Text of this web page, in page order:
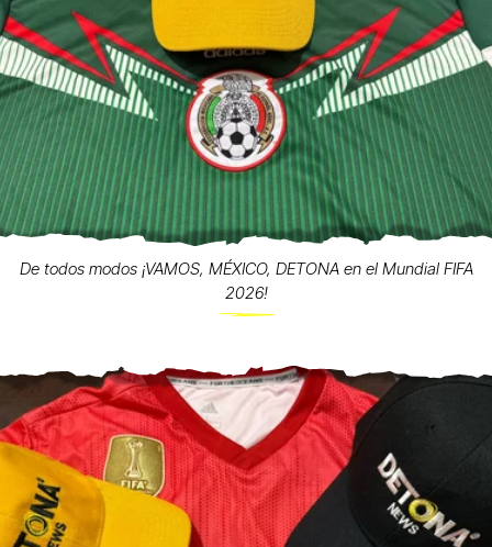
De todos modos ¡VAMOS, MÉXICO, DETONA en el Mundial FIFA
2026!